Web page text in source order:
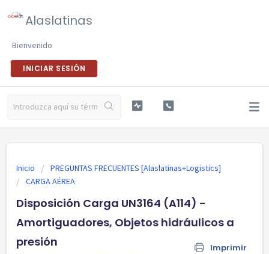
Alaslatinas
Bienvenido
INICIAR SESIÓN
Inicio
PREGUNTAS FRECUENTES [Alaslatinas+Logistics]
CARGA AÉREA
Disposición Carga UN3164 (A114) -
Amortiguadores, Objetos hidráulicos a
presión
Imprimir